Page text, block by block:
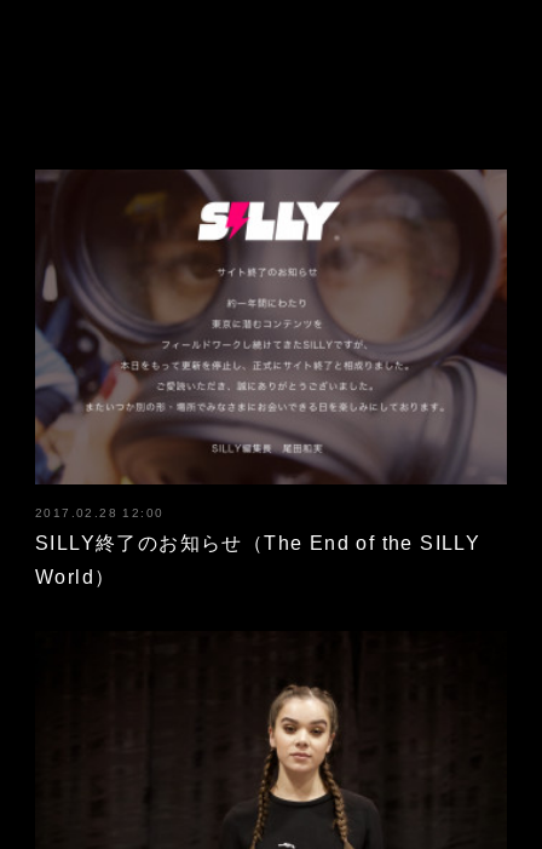
2017.02.28 12:00
SILLY終了のお知らせ（The End of the SILLY
World）